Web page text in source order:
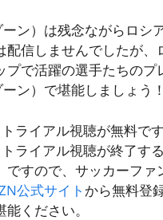
ン）は残念ながらロシ
配信しませんでしたが、
プで活躍の選手たちのプ
ン）で堪能しましょう！
ライアル視聴が無料で
ライアル視聴が終了す
ですので、サッカーファ
公式サイト から無料登
ください。